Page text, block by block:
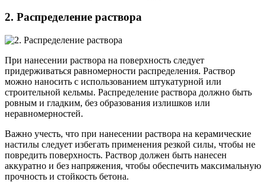
2. Распределение раствора
При нанесении раствора на поверхность следует
придерживаться равномерности распределения. Раствор
можно наносить с использованием штукатурной или
строительной кельмы. Распределение раствора должно быть
ровным и гладким, без образования излишков или
неравномерностей.
Важно учесть, что при нанесении раствора на керамические
настилы следует избегать применения резкой силы, чтобы не
повредить поверхность. Раствор должен быть нанесен
аккуратно и без напряжения, чтобы обеспечить максимальную
прочность и стойкость бетона.